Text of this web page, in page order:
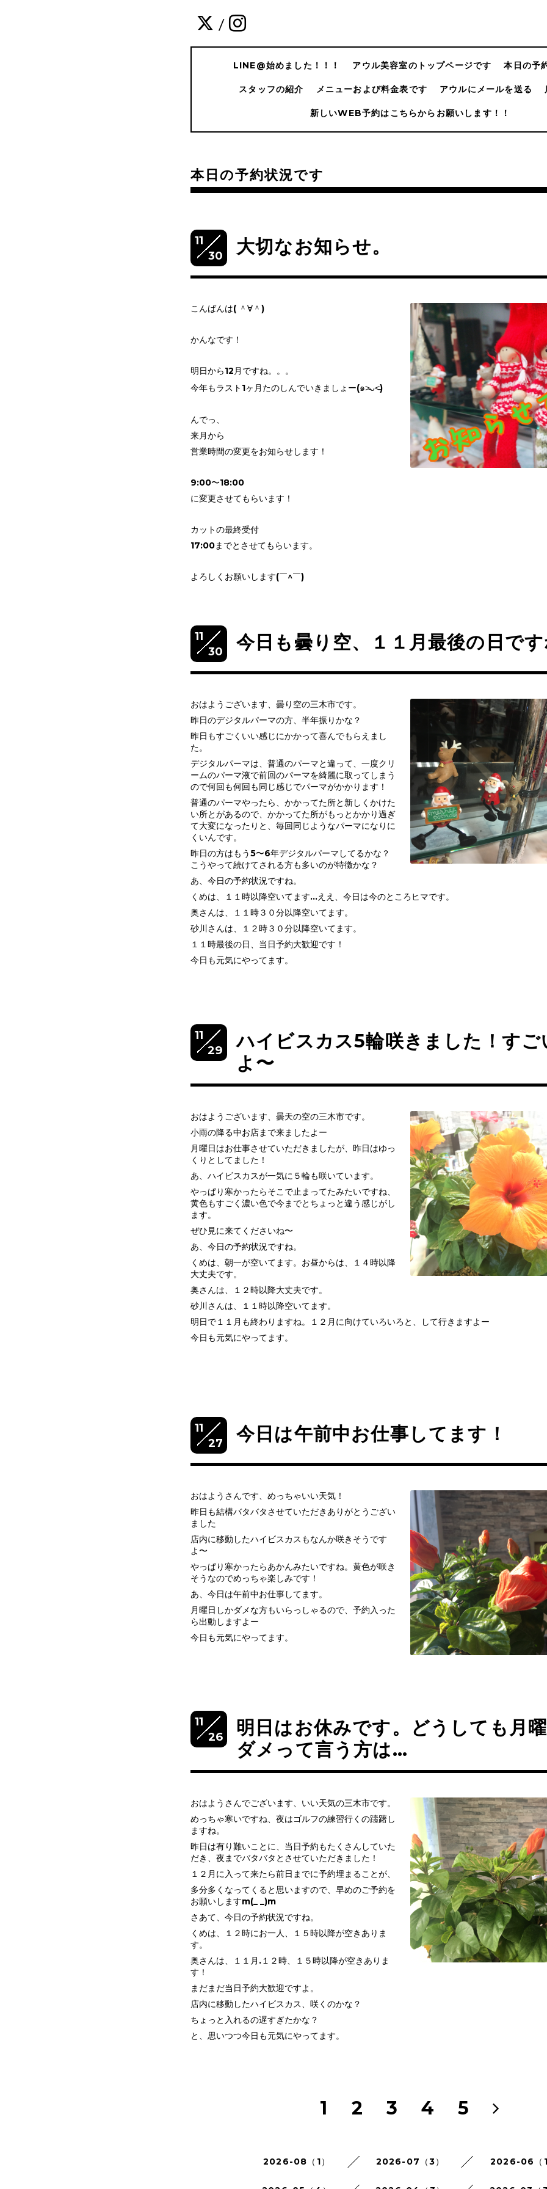
/
LINE@始めました！！！ アウル美容室のトップページです 本日の予
スタッフの紹介 メニューおよび料金表です アウルにメールを送る
新しいWEB予約はこちらからお願いします！！
本日の予約状況です
11
30
大切なお知らせ。
こんばんは( ＾∀＾)
かんなです！
明日から12月ですね。。。
今年もラスト1ヶ月たのしんでいきましょー(๑˃̵ᴗ˂̵)
んでっ、
来月から
営業時間の変更をお知らせします！
9:00〜18:00
に変更させてもらいます！
カットの最終受付
17:00までとさせてもらいます。
よろしくお願いします(￣^￣)ゞ
11
30
今日も曇り空、１１月最後の日で
おはようございます、曇り空の三木市です。
昨日のデジタルパーマの方、半年振りかな？
昨日もすごくいい感じにかかって喜んでもらえまし
た。
デジタルパーマは、普通のパーマと違って、一度クリ
ームのパーマ液で前回のパーマを綺麗に取ってしまう
ので何回も何回も同じ感じでパーマがかかります！
普通のパーマやったら、かかってた所と新しくかけた
い所とがあるので、かかってた所がもっとかかり過ぎ
て大変になったりと、毎回同じようなパーマになりに
くいんです。
昨日の方はもう5〜6年デジタルパーマしてるかな？
こうやって続けてされる方も多いのが特徴かな？
あ、今日の予約状況ですね。
くめは、１１時以降空いてます…ええ、今日は今のところヒマです。
奥さんは、１１時３０分以降空いてます。
砂川さんは、１２時３０分以降空いてます。
１１時最後の日、当日予約大歓迎です！
今日も元気にやってます。
11
29
ハイビスカス5輪咲きました！すご
よ〜
おはようございます、曇天の空の三木市です。
小雨の降る中お店まで来ましたよー
月曜日はお仕事させていただきましたが、昨日はゆっ
くりとしてました！
あ、ハイビスカスが一気に５輪も咲いています。
やっぱり寒かったらそこで止まってたみたいですね、
黄色もすごく濃い色で今までとちょっと違う感じがし
ます。
ぜひ見に来てくださいね〜
あ、今日の予約状況ですね。
くめは、朝一が空いてます。お昼からは、１４時以降
大丈夫です。
奥さんは、１２時以降大丈夫です。
砂川さんは、１１時以降空いてます。
明日で１１月も終わりますね。１２月に向けていろいろと、して行きますよー
今日も元気にやってます。
11
27
今日は午前中お仕事してます！
おはようさんです、めっちゃいい天気！
昨日も結構バタバタさせていただきありがとうござい
ました
店内に移動したハイビスカスもなんか咲きそうです
よ〜
やっぱり寒かったらあかんみたいですね。黄色が咲き
そうなのでめっちゃ楽しみです！
あ、今日は午前中お仕事してます。
月曜日しかダメな方もいらっしゃるので、予約入った
ら出動しますよー
今日も元気にやってます。
11
26
明日はお休みです。どうしても月
ダメって言う方は…
おはようさんでございます、いい天気の三木市です。
めっちゃ寒いですね、夜はゴルフの練習行くの躊躇し
ますね。
昨日は有り難いことに、当日予約もたくさんしていた
だき、夜までバタバタとさせていただきました！
１２月に入って来たら前日までに予約埋まることが、
多分多くなってくると思いますので、早めのご予約を
お願いしますm(_ _)m
さあて、今日の予約状況ですね。
くめは、１２時にお一人、１５時以降が空きありま
す。
奥さんは、１１月.１２時、１５時以降が空きありま
す！
まだまだ当日予約大歓迎ですよ。
店内に移動したハイビスカス、咲くのかな？
ちょっと入れるの遅すぎたかな？
と、思いつつ今日も元気にやってます。
1 2 3 4 5
2026-08（1） 2026-07（3） 2026-06（